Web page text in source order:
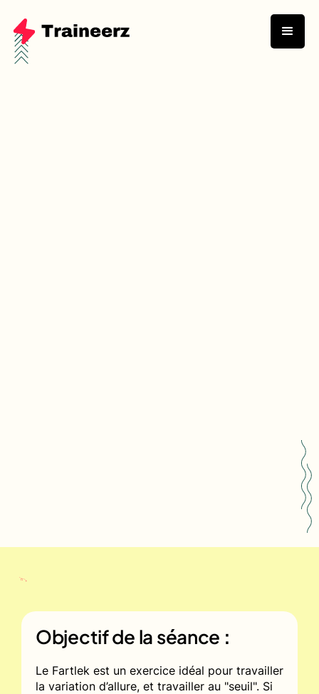
Objectif de la séance :
Le Fartlek est un exercice idéal pour travailler
la variation d’allure, et travailler au "seuil". Si